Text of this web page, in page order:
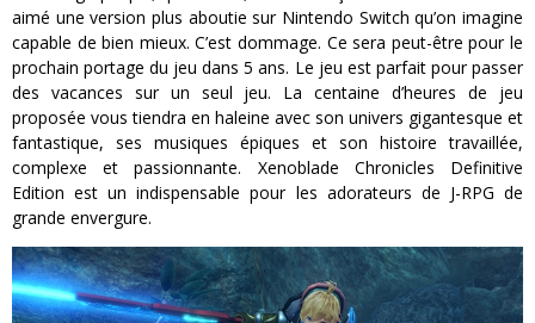
aimé une version plus aboutie sur Nintendo Switch qu’on imagine
capable de bien mieux. C’est dommage. Ce sera peut-être pour le
prochain portage du jeu dans 5 ans. Le jeu est parfait pour passer
des vacances sur un seul jeu. La centaine d’heures de jeu
proposée vous tiendra en haleine avec son univers gigantesque et
fantastique, ses musiques épiques et son histoire travaillée,
complexe et passionnante. Xenoblade Chronicles Definitive
Edition est un indispensable pour les adorateurs de J-RPG de
grande envergure.